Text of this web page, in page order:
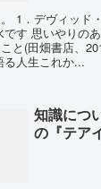
1．デヴィッド
す 思いやりの
と(田畑書店、
人生これか...
知識につ
の『テア